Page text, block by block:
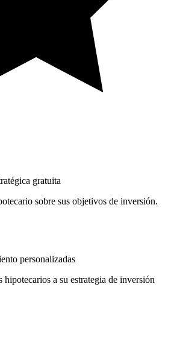
gratuita
sobre sus objetivos de inversión.
personalizadas
a su estrategia de inversión